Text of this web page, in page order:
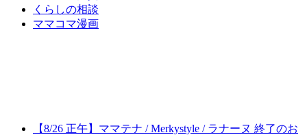
くらしの相談
ママコマ漫画
【8/26 正午】ママテナ / Merkystyle / ラナーヌ 終了のお